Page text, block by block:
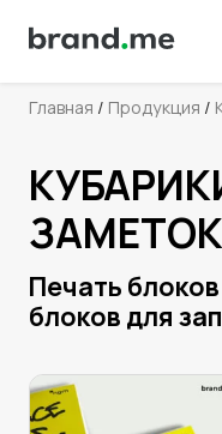
Главная / Продукция /
ЗАМЕТОК
Печать
блоков для